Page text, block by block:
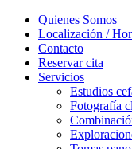
Quienes Somos
Localización /
Contacto
Reservar cita
Servicios
Estudios
Fotografía